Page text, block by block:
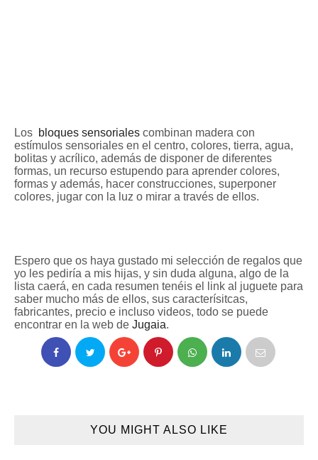
Los bloques sensoriales combinan madera con
estímulos sensoriales en el centro, colores, tierra, agua,
bolitas y acrílico, además de disponer de diferentes
formas, un recurso estupendo para aprender colores,
formas y además, hacer construcciones, superponer
colores, jugar con la luz o mirar a través de ellos.
Espero que os haya gustado mi selección de regalos que
yo les pediría a mis hijas, y sin duda alguna, algo de la
lista caerá, en cada resumen tenéis el link al juguete para
saber mucho más de ellos, sus caracterísitcas,
fabricantes, precio e incluso videos, todo se puede
encontrar en la web de Jugaia.
YOU MIGHT ALSO LIKE